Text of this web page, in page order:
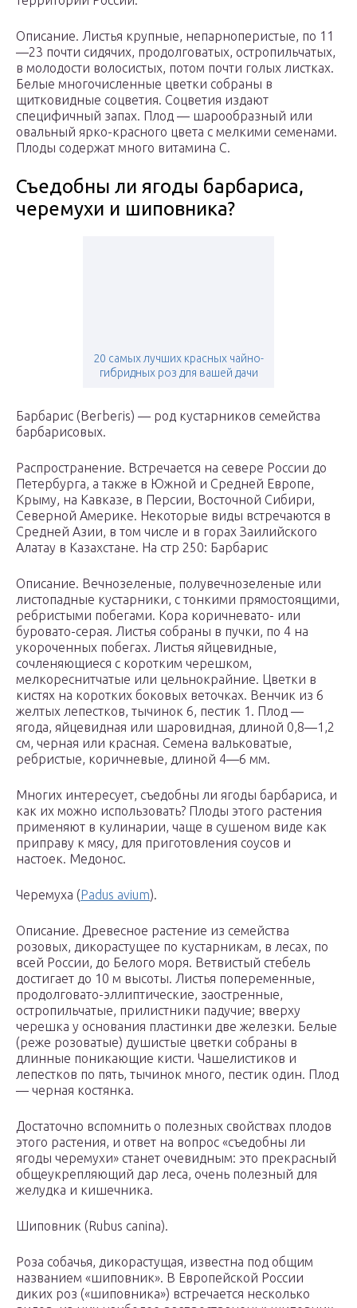
Описание. Листья крупные, непарноперистые, по 11
—23 почти сидячих, продолговатых, остропильчатых,
в молодости волосистых, потом почти голых листках.
Белые многочисленные цветки собраны в
щитковидные соцветия. Соцветия издают
специфичный запах. Плод — шарообразный или
овальный ярко-красного цвета с мелкими семенами.
Плоды содержат много витамина С.
Съедобны ли ягоды барбариса,
черемухи и шиповника?
20 самых лучших красных чайно-
гибридных роз для вашей дачи
Барбарис (Berberis) — род кустарников семейства
барбарисовых.
Распространение. Встречается на севере России до
Петербурга, а также в Южной и Средней Европе,
Крыму, на Кавказе, в Персии, Восточной Сибири,
Северной Америке. Некоторые виды встречаются в
Средней Азии, в том числе и в горах Заилийского
Алатау в Казахстане. На стр 250: Барбарис
Описание. Вечнозеленые, полувечнозеленые или
листопадные кустарники, с тонкими прямостоящими,
ребристыми побегами. Кора коричневато- или
буровато-серая. Листья собраны в пучки, по 4 на
укороченных побегах. Листья яйцевидные,
сочленяющиеся с коротким черешком,
мелкореснитчатые или цельнокрайние. Цветки в
кистях на коротких боковых веточках. Венчик из 6
желтых лепестков, тычинок 6, пестик 1. Плод —
ягода, яйцевидная или шаровидная, длиной 0,8—1,2
см, черная или красная. Семена вальковатые,
ребристые, коричневые, длиной 4—6 мм.
Многих интересует, съедобны ли ягоды барбариса, и
как их можно использовать? Плоды этого растения
применяют в кулинарии, чаще в сушеном виде как
приправу к мясу, для приготовления соусов и
настоек. Медонос.
Черемуха (Padus avium).
Описание. Древесное растение из семейства
розовых, дикорастущее по кустарникам, в лесах, по
всей России, до Белого моря. Ветвистый стебель
достигает до 10 м высоты. Листья попеременные,
продолговато-эллиптические, заостренные,
остропильчатые, прилистники падучие; вверху
черешка у основания пластинки две железки. Белые
(реже розоватые) душистые цветки собраны в
длинные поникающие кисти. Чашелистиков и
лепестков по пять, тычинок много, пестик один. Плод
— черная костянка.
Достаточно вспомнить о полезных свойствах плодов
этого растения, и ответ на вопрос «съедобны ли
ягоды черемухи» станет очевидным: это прекрасный
общеукрепляющий дар леса, очень полезный для
желудка и кишечника.
Шиповник (Rubus canina).
Роза собачья, дикорастущая, известна под общим
названием «шиповник». В Европейской России
диких роз («шиповника») встречается несколько